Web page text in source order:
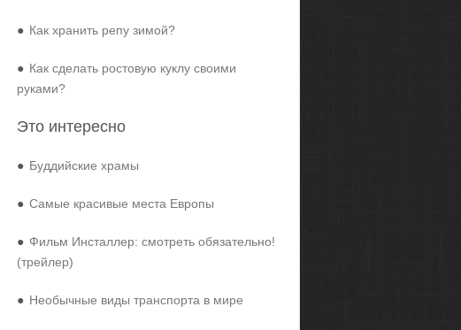
● Как хранить репу зимой?
● Как сделать ростовую куклу своими
руками?
Это интересно
● Буддийские храмы
● Самые красивые места Европы
● Фильм Инсталлер: смотреть обязательно!
(трейлер)
● Необычные виды транспорта в мире